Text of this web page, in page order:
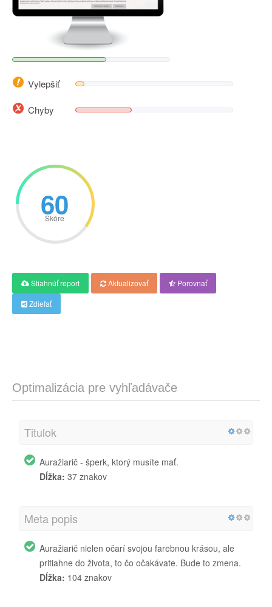
Vylepšiť
Chyby
60
Skóre
Stiahnúť report Aktualizovať
Porovnať
Zdieľať
Optimalizácia pre vyhľadávače
Titulok
Auražiarič - šperk, ktorý musíte mať.
Dĺžka: 37 znakov
Meta popis
Auražiarič nielen očarí svojou farebnou krásou, ale
pritiahne do života, to čo očakávate. Bude to zmena.
Dĺžka: 104 znakov